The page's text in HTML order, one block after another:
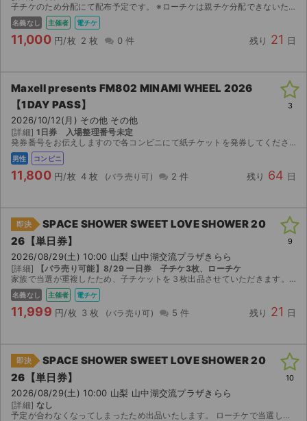
サイト情報
チケットジャム運営会社
チケットジャム利用規約
特定商取引法に基づく表記
公演登録依頼
子チケのため分配にて配布予定です。 ※ローチケは親チケ分配できないためお取引はスムーズです。 重複で当選してしまったため、出品させていただきます。 チケットはローチケアプリにて発券でき次第、...
名義なし 主催者 電チケ
11,000 円/枚 2 枚 0 件 残り 21 日
Maxell presents FM802 MINAMI WHEEL 2026
【1DAY PASS】
2026/10/12(月) その他 その他
[詳細] 1日券 入場整理番号未定
発券番号をお伝えしますので各コンビニにて紙チケットを発券してください。お座席は紙チケットを発券してみないと分かりませんのでご検討宜しくお願い致します。
男性 コンビニ
11,800 円/枚 4 枚 2 件 残り 64 日
3
即決
SPACE SHOWER SWEET LOVE SHOWER 20
26【単日券】
2026/08/29(土) 10:00 山梨 山中湖交流プラザきらら
[詳細]
【バラ売り可能】8/29 一日券 子チケ3枚、ローチケ
家族で当選が重複したため、子チケットを３枚出品させていただきます。 素晴らしいフェスをぜひ楽しんでいただきたく、値下げいたしました。 ご検討よろしくお願いいたします。
名義なし 主催者 電チケ
11,999 円/枚 3 枚 5 件 残り 21 日
9
即決
SPACE SHOWER SWEET LOVE SHOWER 20
26【単日券】
2026/08/29(土) 10:00 山梨 山中湖交流プラザきらら
[詳細] なし
予定が合わなくなってしまったため出品いたします。 ローチケで当選したチケットです。 【お渡し方法】 電子チケット（ローチケ）にて分配いたします。 分配可能になり次第、取引連絡にてUR...
10